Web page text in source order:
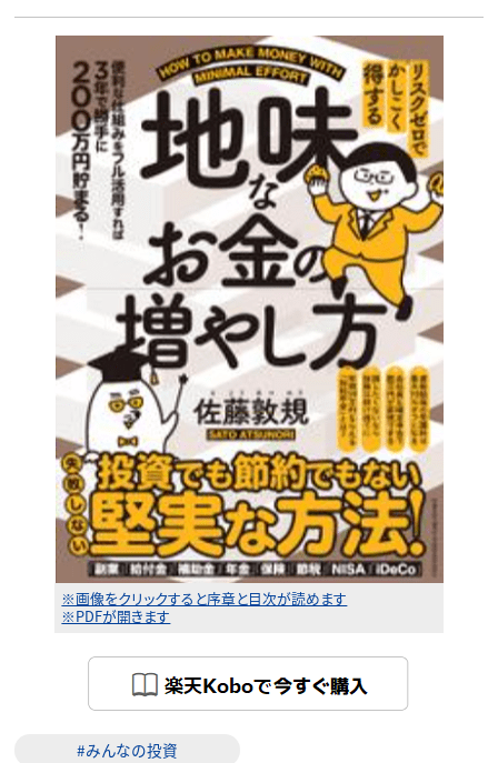
※画像をクリックすると序章と目次が読めます
※PDFが開きます
#みんなの投資